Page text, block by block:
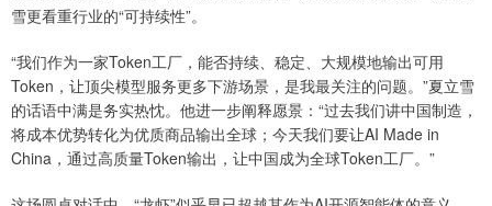
雪更看重行业的“可持续性”。
“我们作为一家Token工厂，能否持续、稳定、大规模地输出可用
Token，让顶尖模型服务更多下游场景，是我最关注的问题。”夏立雪
的话语中满是务实热忱。他进一步阐释愿景：“过去我们讲中国制造，
将成本优势转化为优质商品输出全球；今天我们要让AI Made in
China，通过高质量Token输出，让中国成为全球Token工厂。”